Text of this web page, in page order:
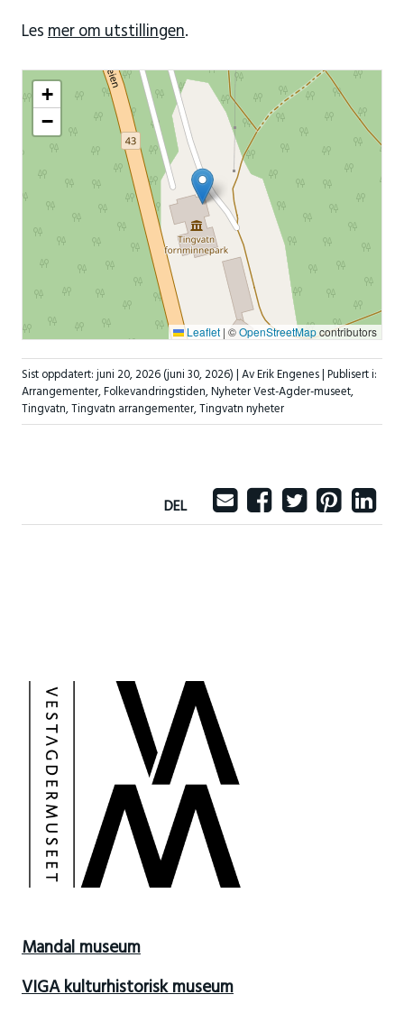
Lesmer om utstillingen.
+
−
Leaflet | ©OpenStreetMapcontributors
Sist oppdatert:juni 20, 2026(juni 30, 2026)| Av Erik Engenes |Publisert i:
Arrangementer,Folkevandringstiden,Nyheter Vest-Agder-museet,
Tingvatn,Tingvatn arrangementer,Tingvatn nyheter
DEL
Mandal museum
VIGA kulturhistorisk museum